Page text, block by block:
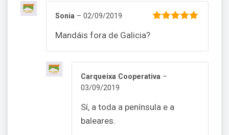
Sonia – 02/09/2019
Mandáis fora de Galicia?
Carqueixa Cooperativa –
03/09/2019
Sí, a toda a península e a
baleares.